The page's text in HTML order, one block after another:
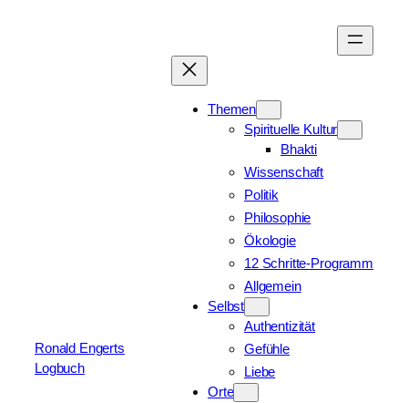
Ronald Engerts
Logbuch
Themen
Spirituelle Kultur
Bhakti
Wissenschaft
Politik
Philosophie
Ökologie
12 Schritte-Programm
Allgemein
Selbst
Authentizität
Gefühle
Liebe
Orte